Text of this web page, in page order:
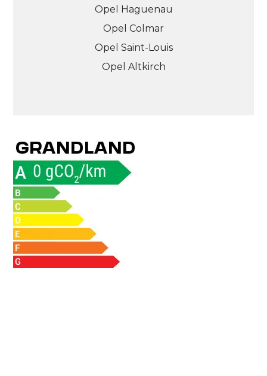
Opel Haguenau
Opel Colmar
Opel Saint-Louis
Opel Altkirch